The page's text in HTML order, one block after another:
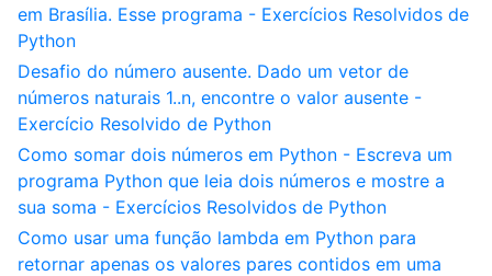
em Brasília. Esse programa - Exercícios Resolvidos de
Python
Desafio do número ausente. Dado um vetor de
números naturais 1..n, encontre o valor ausente -
Exercício Resolvido de Python
Como somar dois números em Python - Escreva um
programa Python que leia dois números e mostre a
sua soma - Exercícios Resolvidos de Python
Como usar uma função lambda em Python para
retornar apenas os valores pares contidos em uma